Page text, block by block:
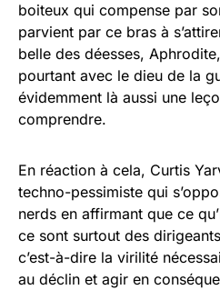
boiteux qui compense par
parvient par ce bras à
belle des déesses,
pourtant avec le dieu de la
évidemment là aussi une
comprendre.
En réaction à cela, Curtis
techno-pessimiste qui
nerds en affirmant que ce
ce sont surtout des
c’est-à-dire la virilité
au déclin et agir en